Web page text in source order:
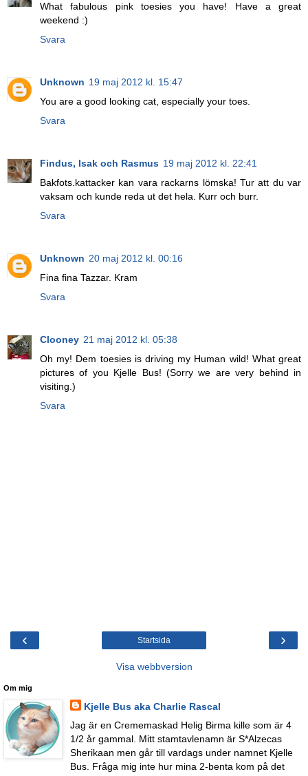
What fabulous pink toesies you have! Have a great
weekend :)
Svara
Unknown 19 maj 2012 kl. 15:47
You are a good looking cat, especially your toes.
Svara
Findus, Isak och Rasmus 19 maj 2012 kl. 22:41
Bakfots.kattacker kan vara rackarns lömska! Tur att du var
vaksam och kunde reda ut det hela. Kurr och burr.
Svara
Unknown 20 maj 2012 kl. 00:16
Fina fina Tazzar. Kram
Svara
Clooney 21 maj 2012 kl. 05:38
Oh my! Dem toesies is driving my Human wild! What great
pictures of you Kjelle Bus! (Sorry we are very behind in
visiting.)
Svara
‹ ›
Startsida
Visa webbversion
Om mig
Kjelle Bus aka Charlie Rascal
Jag är en Crememaskad Helig Birma kille som är 4
1/2 år gammal. Mitt stamtavlenamn är S*Alzecas
Sherikaan men går till vardags under namnet Kjelle
Bus. Fråga mig inte hur mina 2-benta kom på det